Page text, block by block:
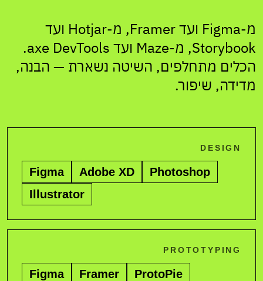
מ-Figma ועד Framer, מ-Hotjar ועד
Storybook, מ-Maze ועד axe DevTools.
הכלים מתחלפים, השיטה נשארת — הבנה,
מדידה, שיפור.
DESIGN
Figma Adobe XD
Photoshop
Illustrator
PROTOTYPING
Figma Framer ProtoPie